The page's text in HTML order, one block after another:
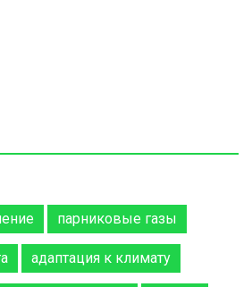
парниковые газы
адаптация к климату